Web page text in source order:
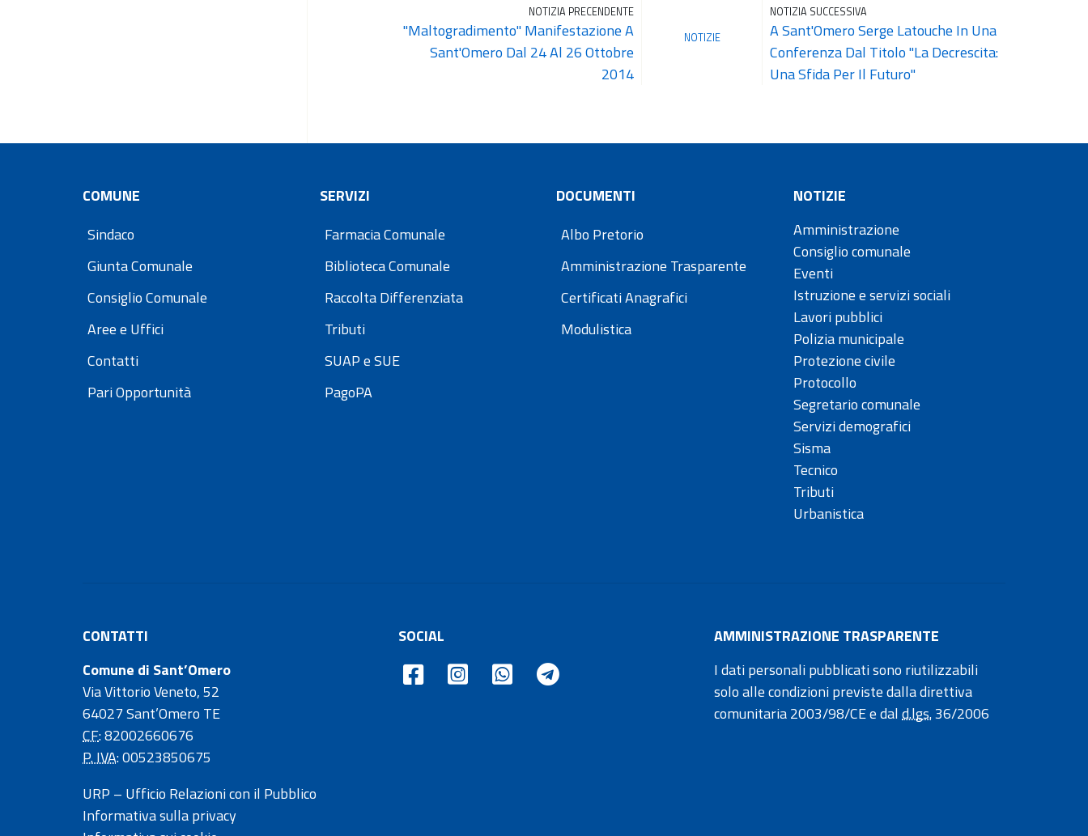
NOTIZIA PRECENDENTE
"Maltogradimento" Manifestazione A
Sant'Omero Dal 24 Al 26 Ottobre
2014
NOTIZIE
NOTIZIA SUCCESSIVA
A Sant'Omero Serge Latouche In Una
Conferenza Dal Titolo "La Decrescita:
Una Sfida Per Il Futuro"
COMUNE
Sindaco
Giunta Comunale
Consiglio Comunale
Aree e Uffici
Contatti
Pari Opportunità
SERVIZI
Farmacia Comunale
Biblioteca Comunale
Raccolta Differenziata
Tributi
SUAP e SUE
PagoPA
DOCUMENTI
Albo Pretorio
Amministrazione Trasparente
Certificati Anagrafici
Modulistica
NOTIZIE
Amministrazione
Consiglio comunale
Eventi
Istruzione e servizi sociali
Lavori pubblici
Polizia municipale
Protezione civile
Protocollo
Segretario comunale
Servizi demografici
Sisma
Tecnico
Tributi
Urbanistica
CONTATTI
Comune di Sant’Omero
Via Vittorio Veneto, 52
64027 Sant’Omero TE
CF: 82002660676
P. IVA: 00523850675
URP – Ufficio Relazioni con il Pubblico
Informativa sulla privacy
SOCIAL
AMMINISTRAZIONE TRASPARENTE
I dati personali pubblicati sono riutilizzabili
solo alle condizioni previste dalla direttiva
comunitaria 2003/98/CE e dald.lgs.36/2006